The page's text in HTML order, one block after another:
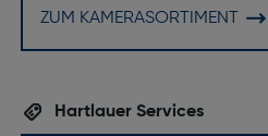
ZUM KAMERASORTIMENT
Hartlauer Services